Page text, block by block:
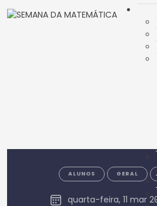
ALUNOS GERAL
quarta-feira, 11 mar